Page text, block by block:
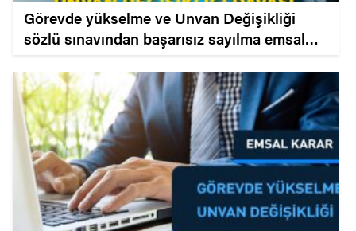
Görevde yükselme ve Unvan Değişikliği
sözlü sınavından başarısız sayılma emsal